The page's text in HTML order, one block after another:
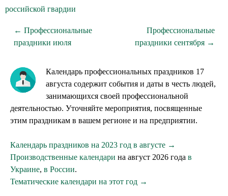
российской гвардии
← Профессиональные
праздники июля
Профессиональные
праздники сентября →
Календарь профессиональных праздников 17
августа содержит события и даты в честь людей,
занимающихся своей профессиональной
деятельностью. Уточняйте мероприятия, посвященные
этим праздникам в вашем регионе и на предприятии.
Календарь праздников на 2023 год в августе →
Производственные календари на август 2026 года в
Украине, в России.
Тематические календари на этот год →